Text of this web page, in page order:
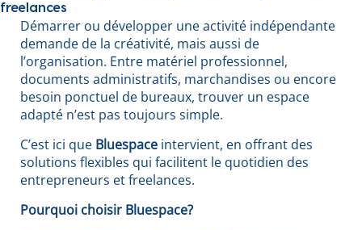
freelances
Démarrer ou développer une activité indépendante
demande de la créativité, mais aussi de
l’organisation. Entre matériel professionnel,
documents administratifs, marchandises ou encore
besoin ponctuel de bureaux, trouver un espace
adapté n’est pas toujours simple.
C’est ici que Bluespace intervient, en offrant des
solutions flexibles qui facilitent le quotidien des
entrepreneurs et freelances.
Pourquoi choisir Bluespace?